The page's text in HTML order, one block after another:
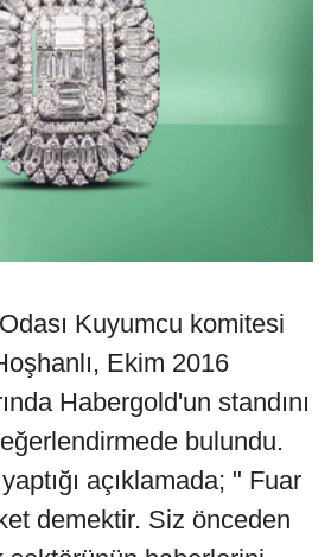
Kuyumcu komitesi
Ekim 2016
Habergold'un standını
bulundu.
açıklamada; " Fuar
demektir. Siz önceden